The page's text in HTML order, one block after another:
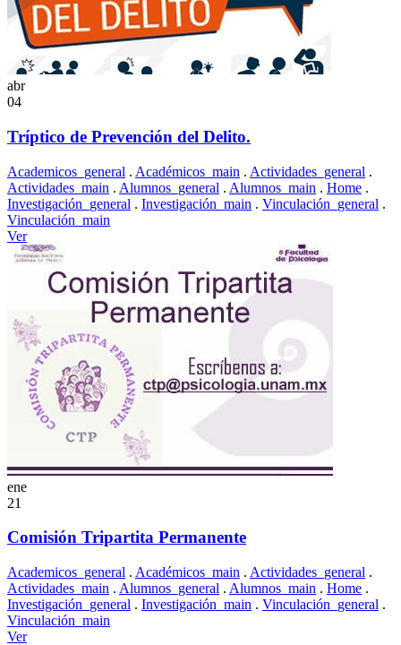
abr
04
Tríptico de Prevención del Delito.
Academicos_general . Académicos_main . Actividades_general .
Actividades_main . Alumnos_general . Alumnos_main . Home .
Investigación_general . Investigación_main . Vinculación_general .
Vinculación_main
Ver
ene
21
Comisión Tripartita Permanente
Academicos_general . Académicos_main . Actividades_general .
Actividades_main . Alumnos_general . Alumnos_main . Home .
Investigación_general . Investigación_main . Vinculación_general .
Vinculación_main
Ver